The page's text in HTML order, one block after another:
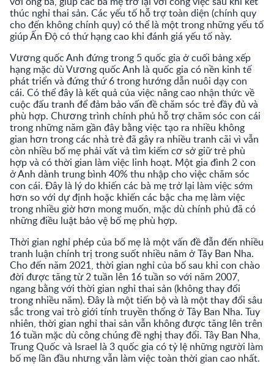
thúc nghỉ thai sản. Các yếu tố hỗ trợ toàn diện (chính quy
cho đến không chính quy) có thể là một trong những yếu tố
giúp Ấn Độ có thứ hạng cao khi đánh giá yếu tố này.
Vương quốc Anh đứng trong 5 quốc gia ở cuối bảng xếp
hạng mặc dù Vương quốc Anh là quốc gia có nền kinh tế
phát triển và đứng thứ 6 trong hướng dẫn nuôi dạy con
cái. Có thể đây là kết quả của việc nâng cao nhận thức về
cuộc đấu tranh để đảm bảo vấn đề chăm sóc trẻ đầy đủ và
phù hợp. Chương trình chính phủ hỗ trợ chăm sóc con cái
trong những năm gần đây bằng việc tạo ra nhiều không
gian hơn trong các nhà trẻ đã gây ra nhiều tranh cãi vì vẫn
còn nhiều bố mẹ phải vất vả tìm kiếm cơ sở giữ trẻ phù
hợp và có thời gian làm việc linh hoạt. Một gia đình 2 con
ở Anh dành trung bình 40% thu nhập cho việc chăm sóc
con cái. Đây là lý do khiến các bà mẹ trở lại làm việc sớm
hơn so với dự định hoặc khiến các bậc cha mẹ làm việc
trong nhiều giờ hơn mong muốn, mặc dù chính phủ đã có
những điều luật bảo vệ bố mẹ phù hợp.
Thời gian nghỉ phép của bố mẹ là một vấn đề đẫn đến nhiều
tranh luận chính trị trong suốt nhiều năm ở Tây Ban Nha.
Cho đến năm 2021, thời gian nghỉ của bố sau khi con chào
đời được tăng từ 2 tuần lên 16 tuần so với năm 2007,
ngang bằng với thời gian nghỉ thai sản (không thay đổi
trong nhiều năm). Đây là một tiến bộ và là một thay đổi sâu
sắc trong vai trò giới tính truyền thống ở Tây Ban Nha. Tuy
nhiên, thời gian nghỉ thai sản vẫn không được tăng lên trên
16 tuần mặc dù công chúng đề nghị thay đổi. Tây Ban Nha,
Trung Quốc và Israel là 3 quốc gia có tỷ lệ những người làm
bố mẹ lần đầu nhưng vẫn làm việc toàn thời gian cao nhất.